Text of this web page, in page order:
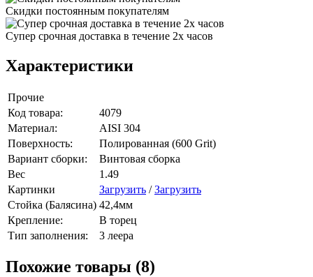
Скидки постоянным покупателям
Супер срочная доставка в течение 2х часов
Характеристики
Прочие
Код товара:
4079
Материал:
AISI 304
Поверхность:
Полированная (600 Grit)
Вариант сборки:
Винтовая сборка
Вес
1.49
Картинки
Загрузить /Загрузить
Стойка (Балясина) 42,4мм
Крепление:
В торец
Тип заполнения:
3 леера
Похожие товары (8)